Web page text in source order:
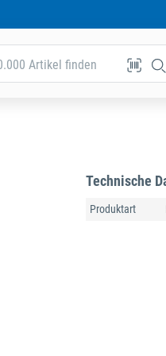
Artikel finden
Technische
Produktart